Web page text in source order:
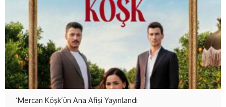
‘Mercan Köşk’ün Ana Afişi Yayınlandı